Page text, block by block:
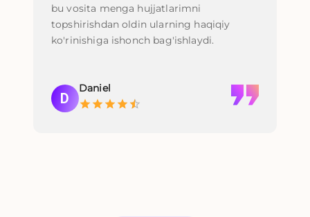
bu vosita menga hujjatlarimni
topshirishdan oldin ularning haqiqiy
ko'rinishiga ishonch bag'ishlaydi.
D
Daniel